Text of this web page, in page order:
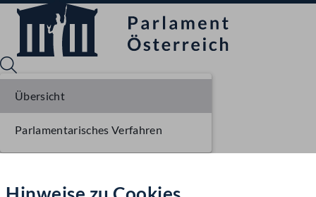
Hilfe
Übersicht
Parlamentarisches Verfahren